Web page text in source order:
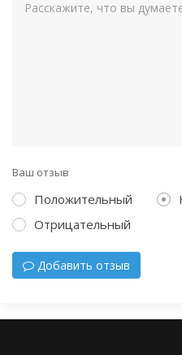
Ваш отзыв
Положительный
Отрицательный
Добавить отзыв